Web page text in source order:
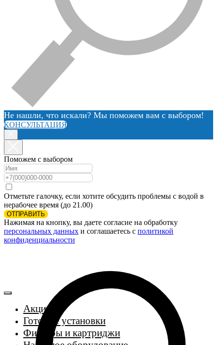
Не нашли, что искали? Мы поможем вам с выбором!
КОНСУЛЬТАЦИЯ
Поможем с выбором
Отметьте галочку, если хотите обсудить проблемы с водой в
нерабочее время (до 21.00)
ОТПРАВИТЬ
Нажимая на кнопку, вы даете согласие на обработку
персональных данных и соглашаетесь c политикой
конфиденциальности
Акции
Готовые установки
Фильтры и картриджи